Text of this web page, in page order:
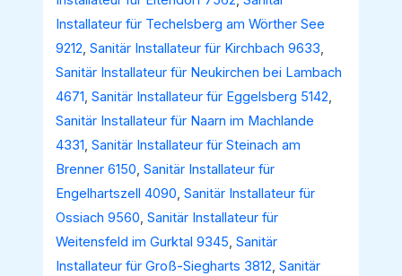
Installateur für Techelsberg am Wörther See
9212,Sanitär Installateur für Kirchbach 9633,
Sanitär Installateur für Neukirchen bei Lambach
4671,Sanitär Installateur für Eggelsberg 5142,
Sanitär Installateur für Naarn im Machlande
4331,Sanitär Installateur für Steinach am
Brenner 6150,Sanitär Installateur für
Engelhartszell 4090,Sanitär Installateur für
Ossiach 9560,Sanitär Installateur für
Weitensfeld im Gurktal 9345,Sanitär
Installateur für Groß-Siegharts 3812,Sanitär